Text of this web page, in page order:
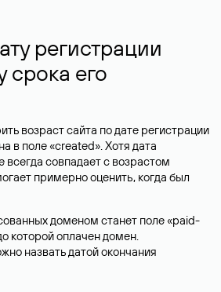
регистрации
срока его
возраст сайта по дате регистрации
в поле «created». Хотя дата
всегда совпадает с возрастом
примерно оценить, когда был
доменом станет поле «paid-
которой оплачен домен.
назвать датой окончания